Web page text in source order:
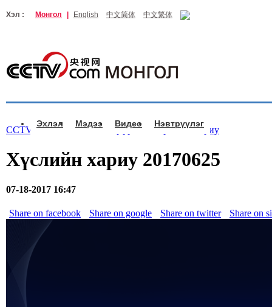
Хэл : Монгол English 中文简体 中文繁体
Эхлэл Мэдээ Видео Нэвтрүүлэг
CCTV.com Монгол > Нэвтрүүлэг >Хүслийн хариу
Хүслийн хариу 20170625
07-18-2017 16:47
Share on facebook Share on google Share on twitter Share on